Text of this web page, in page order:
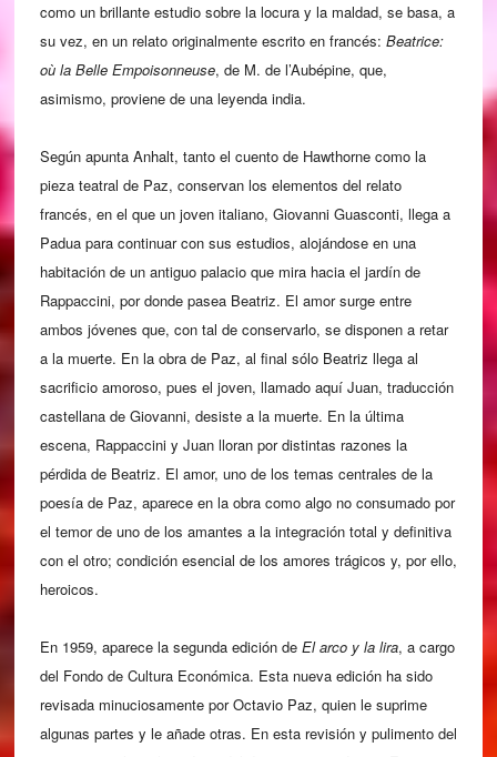
como un brillante estudio sobre la locura y la maldad, se basa, a
su vez, en un relato originalmente escrito en francés: Beatrice:
où la Belle Empoisonneuse, de M. de l’Aubépine, que,
asimismo, proviene de una leyenda india.
Según apunta Anhalt, tanto el cuento de Hawthorne como la
pieza teatral de Paz, conservan los elementos del relato
francés, en el que un joven italiano, Giovanni Guasconti, llega a
Padua para continuar con sus estudios, alojándose en una
habitación de un antiguo palacio que mira hacia el jardín de
Rappaccini, por donde pasea Beatriz. El amor surge entre
ambos jóvenes que, con tal de conservarlo, se disponen a retar
a la muerte. En la obra de Paz, al final sólo Beatriz llega al
sacrificio amoroso, pues el joven, llamado aquí Juan, traducción
castellana de Giovanni, desiste a la muerte. En la última
escena, Rappaccini y Juan lloran por distintas razones la
pérdida de Beatriz. El amor, uno de los temas centrales de la
poesía de Paz, aparece en la obra como algo no consumado por
el temor de uno de los amantes a la integración total y definitiva
con el otro; condición esencial de los amores trágicos y, por ello,
heroicos.
En 1959, aparece la segunda edición de El arco y la lira, a cargo
del Fondo de Cultura Económica. Esta nueva edición ha sido
revisada minuciosamente por Octavio Paz, quien le suprime
algunas partes y le añade otras. En esta revisión y pulimento del